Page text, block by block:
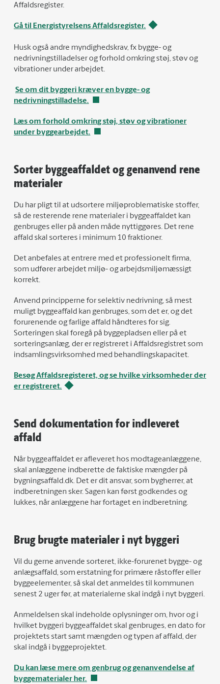
Affaldsregister.
Gå til Energistyrelsens Affaldsregister.
Husk også andre myndighedskrav, fx bygge- og
nedrivningstilladelser og forhold omkring støj, støv og
vibrationer under arbejdet.
Se om dit byggeri kræver en bygge- og
nedrivningstilladelse.
Læs om forhold omkring støj, støv og vibrationer
under byggearbejdet.
Sorter byggeaffaldet og genanvend rene
materialer
Du har pligt til at udsortere miljøproblematiske stoffer,
så de resterende rene materialer i byggeaffaldet kan
genbruges eller på anden måde nyttiggøres. Det rene
affald skal sorteres i minimum 10 fraktioner.
Det anbefales at entrere med et professionelt firma,
som udfører arbejdet miljø- og arbejdsmiljømæssigt
korrekt.
Anvend principperne for selektiv nedrivning, så mest
muligt byggeaffald kan genbruges, som det er, og det
forurenende og farlige affald håndteres for sig.
Sorteringen skal foregå på byggepladsen eller på et
sorteringsanlæg, der er registreret i Affaldsregistret som
indsamlingsvirksomhed med behandlingskapacitet.
Besøg Affaldsregisteret, og se hvilke virksomheder der
er registreret.
Send dokumentation for indleveret
affald
Når byggeaffaldet er afleveret hos modtageanlæggene,
skal anlæggene indberette de faktiske mængder på
bygningsaffald.dk. Det er dit ansvar, som bygherrer, at
indberetningen sker. Sagen kan først godkendes og
lukkes, når anlæggene har fortaget en indberetning.
Brug brugte materialer i nyt byggeri
Vil du gerne anvende sorteret, ikke-forurenet bygge- og
anlægsaffald, som erstatning for primære råstoffer eller
byggeelementer, så skal det anmeldes til kommunen
senest 2 uger før, at materialerne skal indgå i nyt byggeri.
Anmeldelsen skal indeholde oplysninger om, hvor og i
hvilket byggeri byggeaffaldet skal genbruges, en dato for
projektets start samt mængden og typen af affald, der
skal indgå i byggeprojektet.
Du kan læse mere om genbrug og genanvendelse af
byggematerialer her.